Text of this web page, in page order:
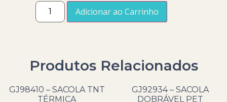
Adicionar ao Carrinho
Produtos Relacionados
GJ98410 – SACOLA TNT
TÉRMICA
GJ92934 – SACOLA
DOBRÁVEL PET